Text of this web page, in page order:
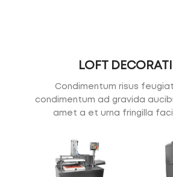
LOFT
Condimentum risus
condimentum ad gravida
amet a et urna fringilla